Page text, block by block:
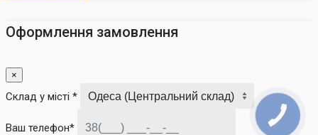
Оформлення замовлення
×
Склад у місті *
Ваш телефон*